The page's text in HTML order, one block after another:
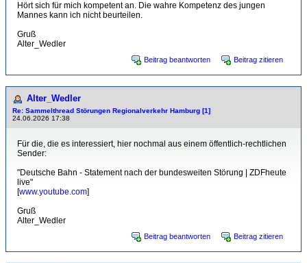
Hört sich für mich kompetent an. Die wahre Kompetenz des jungen
Mannes kann ich nicht beurteilen.
Gruß
Alter_Wedler
Beitrag beantworten Beitrag zitieren
Alter_Wedler
Re: Sammelthread Störungen Regionalverkehr Hamburg [1]
24.06.2026 17:38
Für die, die es interessiert, hier nochmal aus einem öffentlich-rechtlichen
Sender:
"Deutsche Bahn - Statement nach der bundesweiten Störung | ZDFheute
live"
[www.youtube.com]
Gruß
Alter_Wedler
Beitrag beantworten Beitrag zitieren